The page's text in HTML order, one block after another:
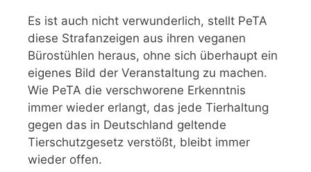
Es ist auch nicht verwunderlich, stellt PeTA
diese Strafanzeigen aus ihren veganen
Bürostühlen heraus, ohne sich überhaupt ein
eigenes Bild der Veranstaltung zu machen.
Wie PeTA die verschworene Erkenntnis
immer wieder erlangt, das jede Tierhaltung
gegen das in Deutschland geltende
Tierschutzgesetz verstößt, bleibt immer
wieder offen.